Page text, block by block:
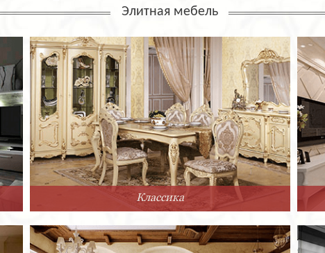
Элитная мебель
Классика